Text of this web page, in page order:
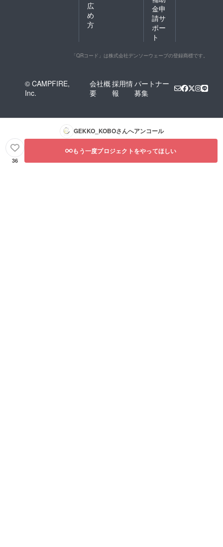
広
め
方
金申
請サ
ポー
ト
「QRコード」は株式会社デンソーウェーブの登録商標です。
© CAMPFIRE,
Inc.
会社概
要
採用情
報
パートナー
募集
GEKKO_KOBOさんへアンコール
36
もう一度プロジェクトをやってほしい